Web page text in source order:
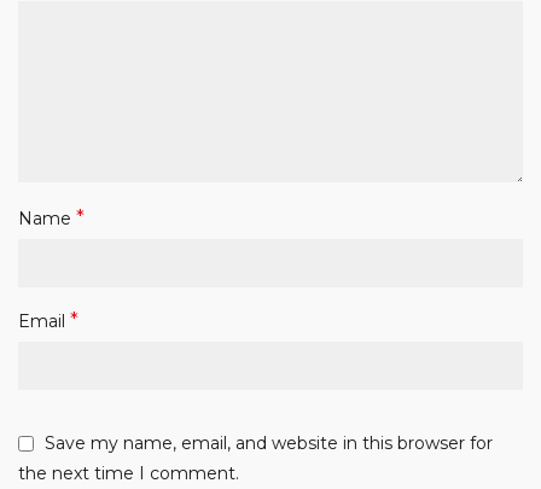
Name *
Email *
Save my name, email, and website in this browser for
the next time I comment.